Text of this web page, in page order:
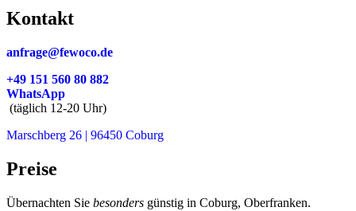
Kontakt
anfrage@fewoco.de
+49 151 560 80 882
WhatsApp
(täglich 12-20 Uhr)
Marschberg 26 | 96450 Coburg
Preise
Übernachten Sie besonders günstig in Coburg, Oberfranken.